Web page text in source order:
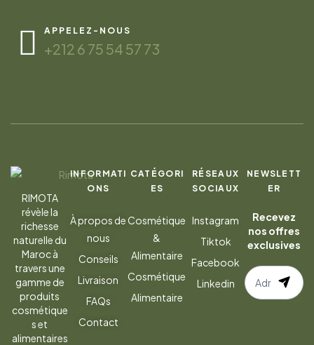
APPELEZ-NOUS
+212 6 75 54 57 73
RIMOTA
révèle la
richesse
naturelle du
Maroc à
travers une
gamme de
produits
cosmétique
s et
alimentaires
INFORMATI
ONS
À propos de
nous
Conseils
Livraison
FAQs
Contact
CATÉGORI
ES
Cosmétique
&
Alimentaire
Cosmétique
Alimentaire
RÉSEAUX
SOCIAUX
Instagram
Tiktok
Facebook
Linkedin
NEWSLETT
ER
Recevez
nos offres
exclusives
S’abonner
à